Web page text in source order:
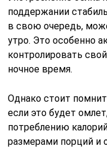
поддержании
в свою очередь,
утро. Это особенно
контролировать
ночное время.
Однако стоит
если это будет
потреблению
размерами порций и